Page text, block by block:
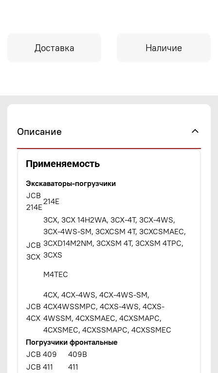
Доставка Наличие
Описание
Применяемость
Экскаваторы-погрузчики
JCB
214E
214E
JCB
3CX
3CX, 3CX 14H2WA, 3CX-4T, 3CX-4WS,
3CX-4WS-SM, 3CXCSM 4T, 3CXCSMAEC,
3CXD14M2NM, 3CXSM 4T, 3CXSM 4TPC,
3CXS
M4TEC
JCB
4CX
4CX, 4CX-4WS, 4CX-4WS-SM,
4CX4WSSMPC, 4CXS-4WS, 4CXS-
4WSSM, 4CXSMAEC, 4CXSMAPC,
4CXSMEC, 4CXSSMAPC, 4CXSSMEC
Погрузчики фронтальные
JCB 409
409B
JCB 411
411